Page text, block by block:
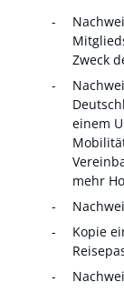
Zweck
einem
mehr
Kopie